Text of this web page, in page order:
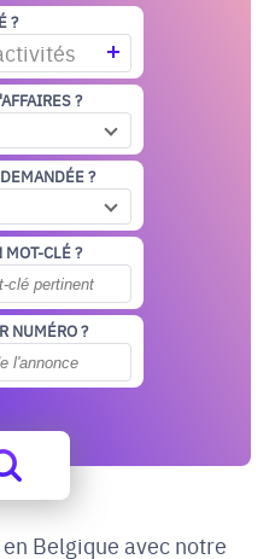
?
?
?
MOT-CLÉ ?
NUMÉRO ?
Belgique avec notre